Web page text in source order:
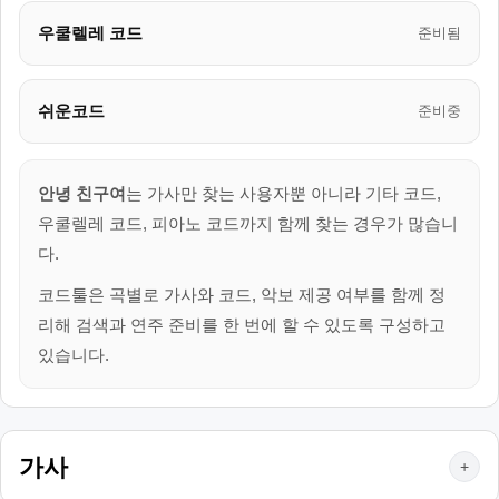
우쿨렐레 코드 준비됨
쉬운코드 준비중
안녕 친구여는 가사만 찾는 사용자뿐 아니라 기타 코드,
우쿨렐레 코드, 피아노 코드까지 함께 찾는 경우가 많습니
다.
코드툴은 곡별로 가사와 코드, 악보 제공 여부를 함께 정
리해 검색과 연주 준비를 한 번에 할 수 있도록 구성하고
있습니다.
가사 +